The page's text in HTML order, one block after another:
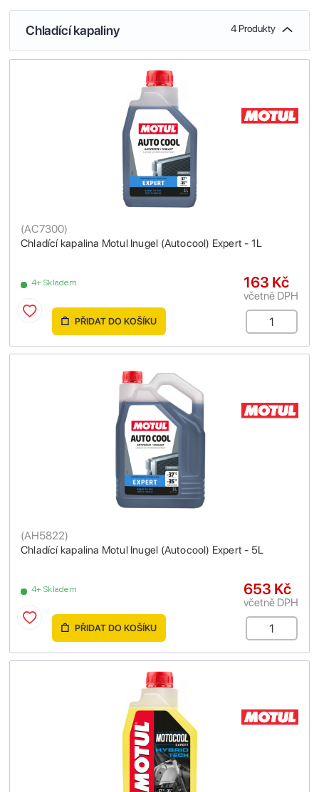
Chladící kapaliny 4 Produkty
Chladící kapalina Motul Inugel (Autocool) Expert - 1L
(AC7300)
4+ Skladem 163 Kč
včetně DPH
PŘIDAT DO KOŠÍKU
Chladící kapalina Motul Inugel (Autocool) Expert - 5L
(AH5822)
4+ Skladem 653 Kč
včetně DPH
PŘIDAT DO KOŠÍKU